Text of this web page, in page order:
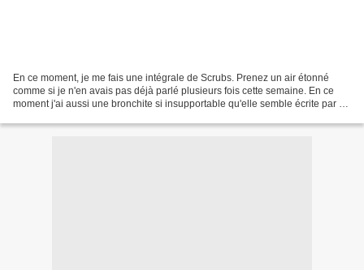
En ce moment, je me fais une intégrale de Scrubs. Prenez un air étonné
comme si je n'en avais pas déjà parlé plusieurs fois cette semaine. En ce
moment j'ai aussi une bronchite si insupportable qu'elle semble écrite par un